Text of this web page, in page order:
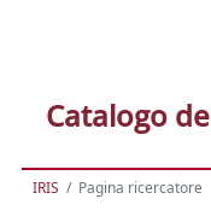
Catalogo
IRIS Pagina ricercatore